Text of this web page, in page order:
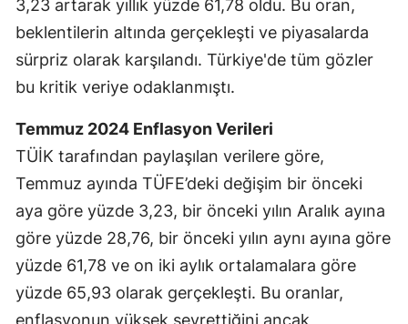
3,23 artarak yıllık yüzde 61,78 oldu. Bu oran,
beklentilerin altında gerçekleşti ve piyasalarda
sürpriz olarak karşılandı. Türkiye'de tüm gözler
bu kritik veriye odaklanmıştı.
Temmuz 2024 Enflasyon Verileri
TÜİK tarafından paylaşılan verilere göre,
Temmuz ayında TÜFE’deki değişim bir önceki
aya göre yüzde 3,23, bir önceki yılın Aralık ayına
göre yüzde 28,76, bir önceki yılın aynı ayına göre
yüzde 61,78 ve on iki aylık ortalamalara göre
yüzde 65,93 olarak gerçekleşti. Bu oranlar,
enflasyonun yüksek seyrettiğini ancak